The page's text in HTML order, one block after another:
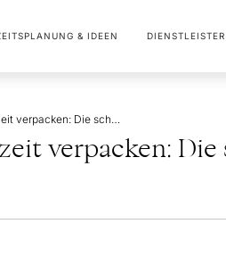
& IDEEN
Gutscheine zur Hochzeit verpacken: Die schönsten Ideen
verpacken: Die